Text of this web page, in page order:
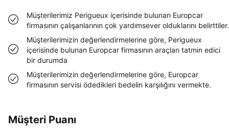
Müşterilerimiz Perigueux içerisinde bulunan Europcar
firmasının çalışanlarının çok yardımsever olduklarını belirttiler.
Müşterilerimizin değerlendirmelerine göre, Perigueux
içerisinde bulunan Europcar firmasının araçları tatmin edici
bir durumda
Müşterilerimizin değerlendirmelerine göre, Europcar
firmasının servisi ödedikleri bedelin karşılığını vermekte.
Müşteri Puanı